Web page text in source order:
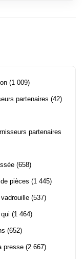
(1 009)
partenaires (42)
partenaires
(658)
pièces (1 445)
(537)
(1 464)
(652)
presse (2 667)